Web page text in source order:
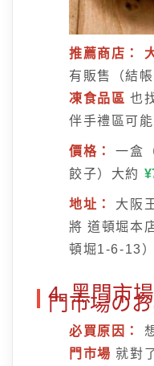
推薦商店：
有販售（結
凍食品區 也
伴手禮區可
價格：
一盒
餃子）大約
地址：
大阪
將 道頓堀本
頓堀1-6-13）
4. 黑門市
門市場の
必買原因：
門市場 就對